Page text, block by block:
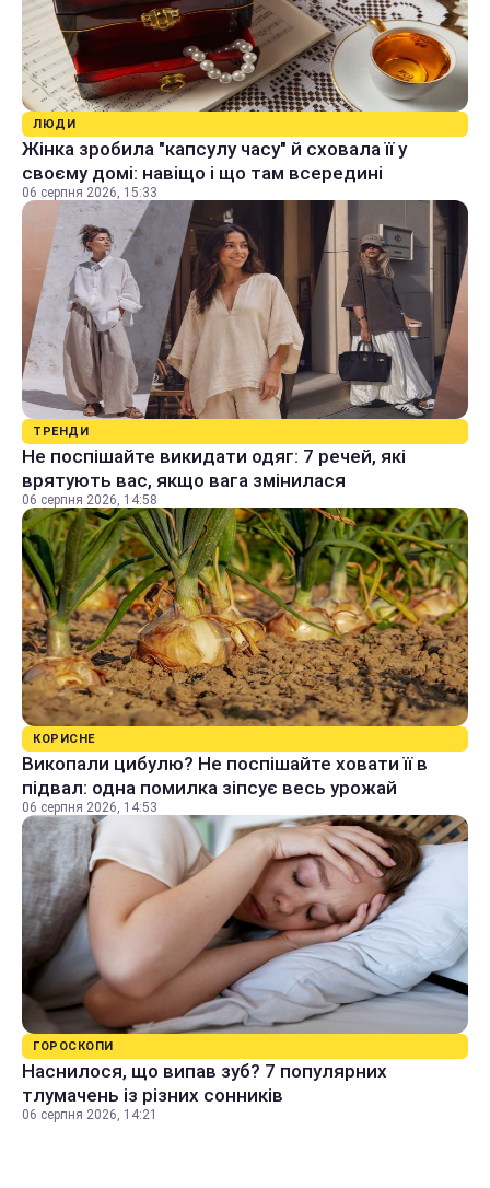
ЛЮДИ
Жінка зробила "капсулу часу" й сховала її у
своєму домі: навіщо і що там всередині
06 серпня 2026, 15:33
ТРЕНДИ
Не поспішайте викидати одяг: 7 речей, які
врятують вас, якщо вага змінилася
06 серпня 2026, 14:58
КОРИСНЕ
Викопали цибулю? Не поспішайте ховати її в
підвал: одна помилка зіпсує весь урожай
06 серпня 2026, 14:53
ГОРОСКОПИ
Наснилося, що випав зуб? 7 популярних
тлумачень із різних сонників
06 серпня 2026, 14:21